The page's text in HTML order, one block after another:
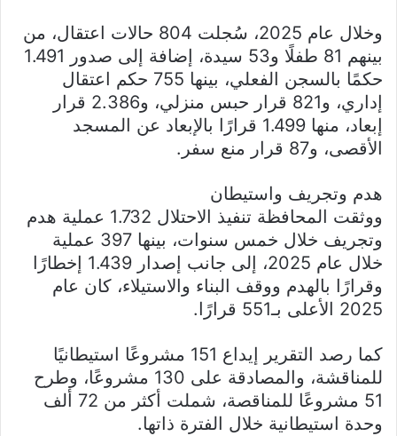
وخلال عام 2025، سُجلت 804 حالات اعتقال، من
بينهم 81 طفلًا و53 سيدة، إضافة إلى صدور 1.491
حكمًا بالسجن الفعلي، بينها 755 حكم اعتقال
إداري، و821 قرار حبس منزلي، و2.386 قرار
إبعاد، منها 1.499 قرارًا بالإبعاد عن المسجد
الأقصى، و87 قرار منع سفر.
هدم وتجريف واستيطان
ووثقت المحافظة تنفيذ الاحتلال 1.732 عملية هدم
وتجريف خلال خمس سنوات، بينها 397 عملية
خلال عام 2025، إلى جانب إصدار 1.439 إخطارًا
وقرارًا بالهدم ووقف البناء والاستيلاء، كان عام
2025 الأعلى بـ551 قرارًا.
كما رصد التقرير إيداع 151 مشروعًا استيطانيًا
للمناقشة، والمصادقة على 130 مشروعًا، وطرح
51 مشروعًا للمناقصة، شملت أكثر من 72 ألف
وحدة استيطانية خلال الفترة ذاتها.